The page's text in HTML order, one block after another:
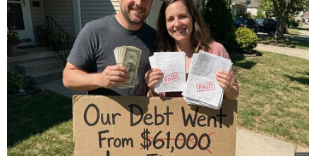
trước giai đoạn lượt về
12/06/2019 11:00
Ngay trước vòng 13 Wake-up 247 V-League 2019, câu
lạc bộ Viettel đã chính thức chia tay vị huấn luyện viên
người Hàn Quốc Lee Heung Sil.